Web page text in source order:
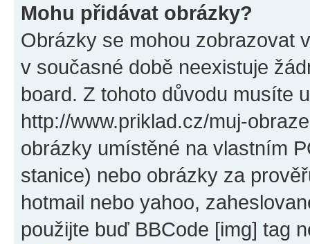
Mohu přidávat obrázky?
Obrázky se mohou zobrazovat
v současné době neexistuje
board. Z tohoto důvodu musíte
http://www.priklad.cz/muj-
obrázky umístěné na vlastním
stanice) nebo obrázky za
hotmail nebo yahoo,
použijte buď BBCode [img] tag